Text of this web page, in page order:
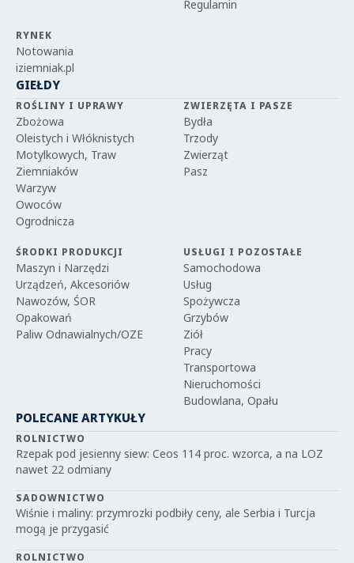
Regulamin
RYNEK
Notowania
iziemniak.pl
GIEŁDY
ROŚLINY I UPRAWY
Zbożowa
Oleistych i Włóknistych
Motylkowych, Traw
Ziemniaków
Warzyw
Owoców
Ogrodnicza
ZWIERZĘTA I PASZE
Bydła
Trzody
Zwierząt
Pasz
ŚRODKI PRODUKCJI
Maszyn i Narzędzi
Urządzeń, Akcesoriów
Nawozów, ŚOR
Opakowań
Paliw Odnawialnych/OZE
USŁUGI I POZOSTAŁE
Samochodowa
Usług
Spożywcza
Grzybów
Ziół
Pracy
Transportowa
Nieruchomości
Budowlana, Opału
POLECANE ARTYKUŁY
ROLNICTWO
Rzepak pod jesienny siew: Ceos 114 proc. wzorca, a na LOZ
nawet 22 odmiany
SADOWNICTWO
Wiśnie i maliny: przymrozki podbiły ceny, ale Serbia i Turcja
mogą je przygasić
ROLNICTWO